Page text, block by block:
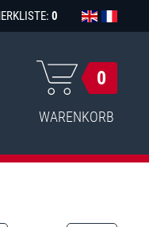
0
0
WARENKORB